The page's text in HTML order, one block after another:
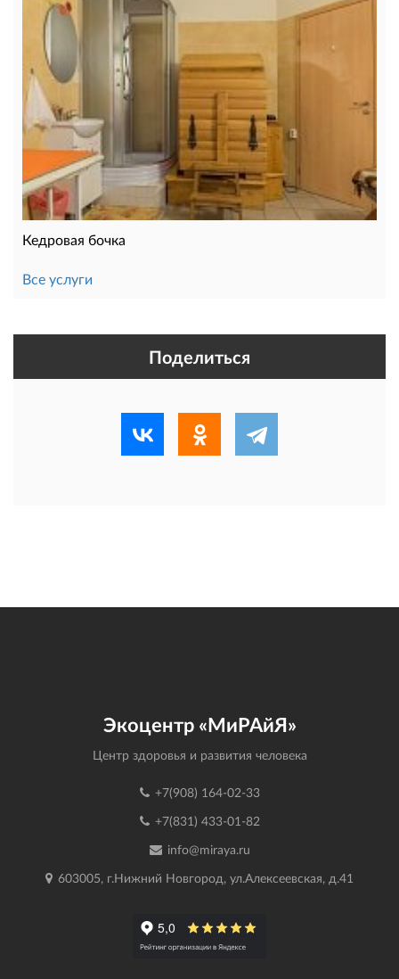
Кедровая бочка
Все услуги
Поделиться
Экоцентр «МиРАйЯ»
Центр здоровья и развития человека
+7(908) 164-02-33
+7(831) 433-01-82
info@miraya.ru
603005, г.Нижний Новгород, ул.Алексеевская, д.41